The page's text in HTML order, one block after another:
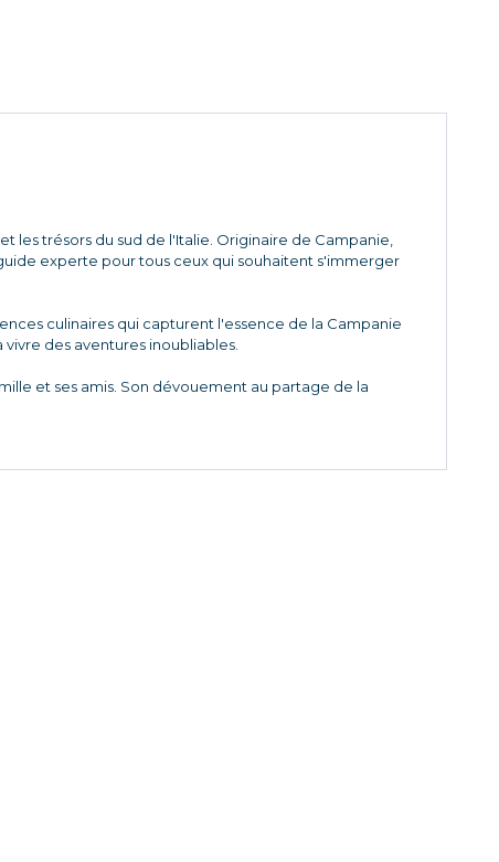
les trésors du sud de l'Italie. Originaire de Campanie,
experte pour tous ceux qui souhaitent s'immerger
culinaires qui capturent l'essence de la Campanie
des aventures inoubliables.
et ses amis. Son dévouement au partage de la